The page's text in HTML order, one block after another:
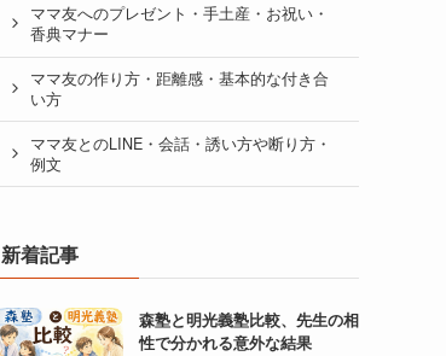
ママ友へのプレゼント・手土産・お祝い・
香典マナー
ママ友の作り方・距離感・基本的な付き合
い方
ママ友とのLINE・会話・誘い方や断り方・
例文
新着記事
森塾と明光義塾比較、先生の相
性で分かれる意外な結果